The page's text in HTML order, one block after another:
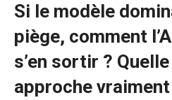
Si le modèle
piège, comment
s’en sortir ?
approche